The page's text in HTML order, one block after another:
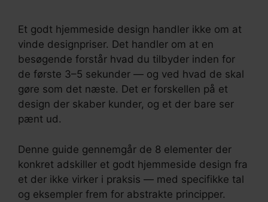
Et godt hjemmeside design handler ikke om at
vinde designpriser. Det handler om at en
besøgende forstår hvad du tilbyder inden for
de første 3–5 sekunder — og ved hvad de skal
gøre som det næste. Det er forskellen på et
design der skaber kunder, og et der bare ser
pænt ud.
Denne guide gennemgår de 8 elementer der
konkret adskiller et godt hjemmeside design fra
et der ikke virker i praksis — med specifikke tal
og eksempler frem for abstrakte principper.